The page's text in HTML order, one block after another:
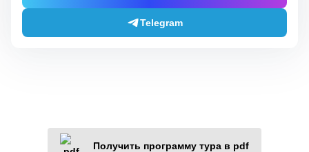
Telegram
Получить программу тура в pdf